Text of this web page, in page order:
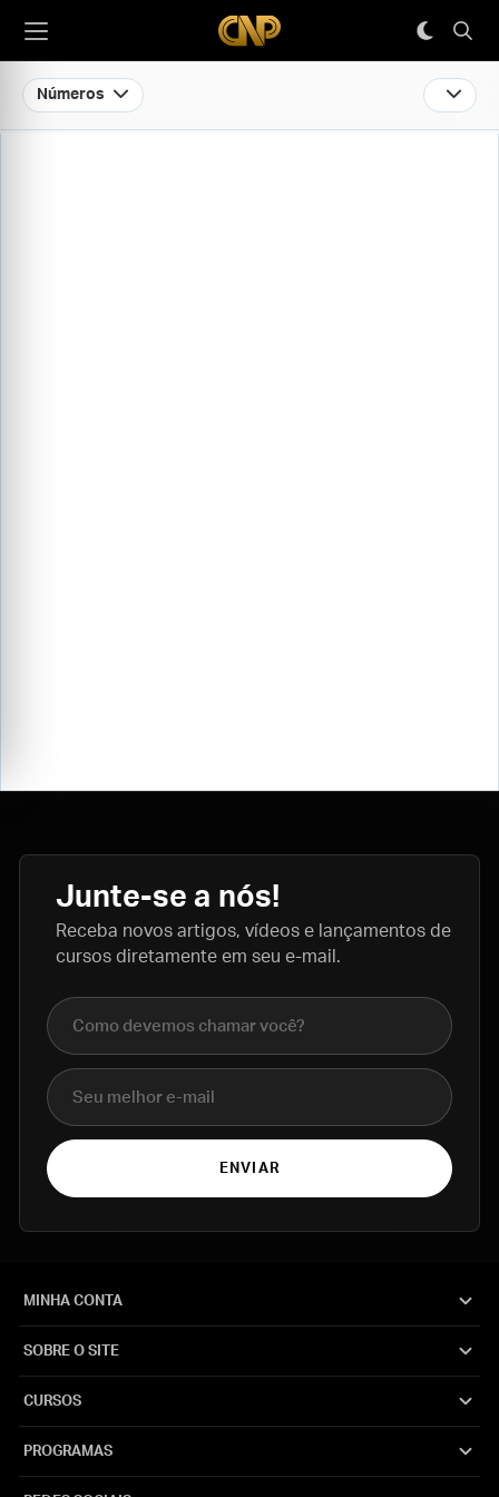
Números
Junte-se a nós!
Receba novos artigos, vídeos e lançamentos de
cursos diretamente em seu e-mail.
Nome completo
E-mail
ENVIAR
MINHA CONTA
SOBRE O SITE
CURSOS
PROGRAMAS